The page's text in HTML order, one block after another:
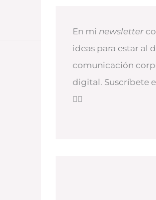
En mi newsletter
ideas para estar al
comunicación
digital. Suscríbete
👇🏻